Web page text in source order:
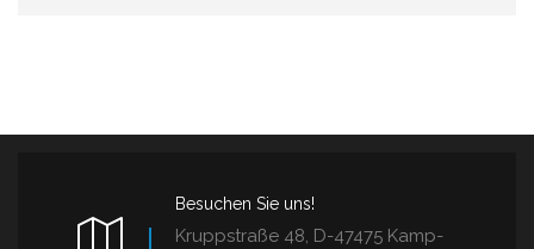
Besuchen Sie uns!
Kruppstraße 48, D-47475 Kamp-